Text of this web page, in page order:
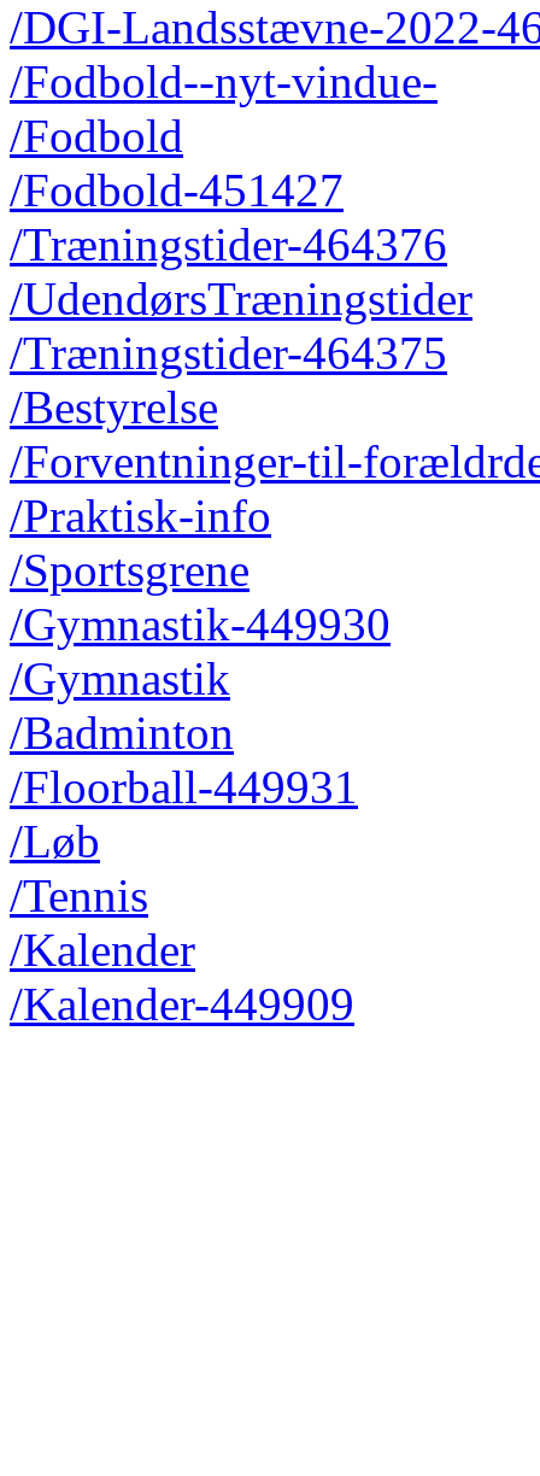
/DGI-Landsstævne-2022-
/Fodbold--nyt-vindue-
/Fodbold
/Fodbold-451427
/Træningstider-464376
/UdendørsTræningstider
/Træningstider-464375
/Bestyrelse
/Forventninger-til-
/Praktisk-info
/Sportsgrene
/Gymnastik-449930
/Gymnastik
/Badminton
/Floorball-449931
/Løb
/Tennis
/Kalender
/Kalender-449909